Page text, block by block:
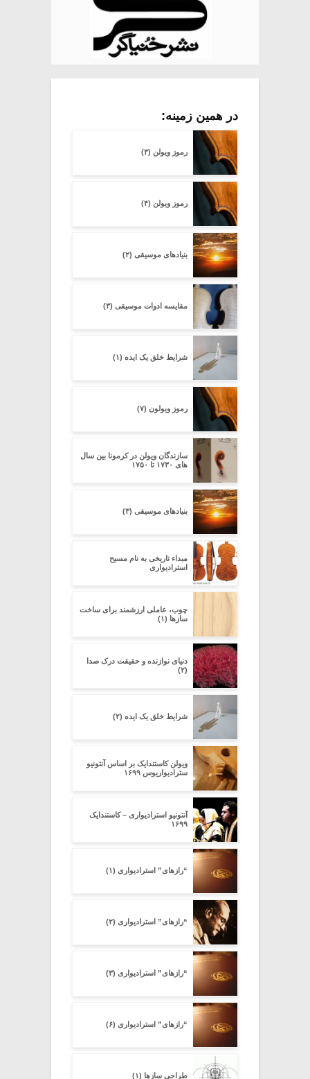
در همین زمینه:
رموز ویولن (۳)
رموز ویولن (۴)
بنیادهای موسیقی (۲)
مقایسه ادوات موسیقی (۳)
شرایط خلق یک ایده (۱)
رموز ویولون (۷)
سازندگان ویولن در کرمونا بین سال
های ۱۷۳۰ تا ۱۷۵۰
بنیادهای موسیقی (۳)
مبداء تاریخی به نام مسیح
استرادیواری
چوب، عاملی ارزشمند برای ساخت
سازها (۱)
دنیای نوازنده و حقیقت درک صدا
(۲)
شرایط خلق یک ایده (۲)
ویولن کاستندایک بر اساس آنتونیو
سترادیواریوس ۱۶۹۹
آنتونیو استرادیواری – کاستندایک
۱۶۹۹
“رازهای” استرادیواری (۱)
“رازهای” استرادیواری (۲)
“رازهای” استرادیواری (۳)
“رازهای” استرادیواری (۶)
طراحی سازها (۱)